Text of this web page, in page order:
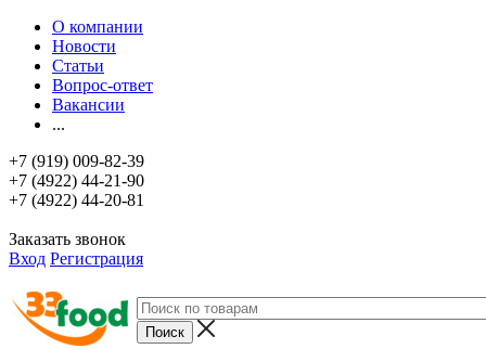
О компании
Новости
Статьи
Вопрос-ответ
Вакансии
...
+7 (919) 009-82-39
+7 (4922) 44-21-90
+7 (4922) 44-20-81
Заказать звонок
Вход Регистрация